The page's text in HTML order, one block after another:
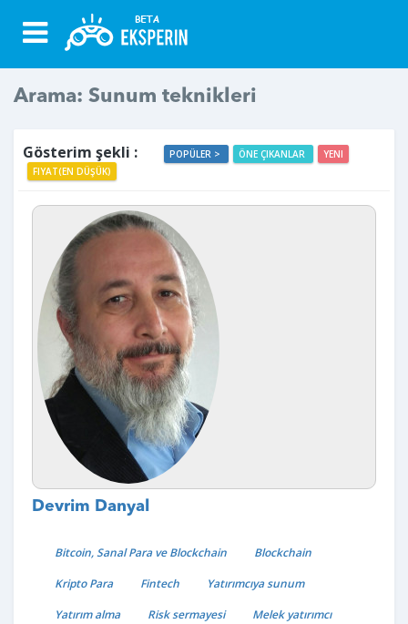
Arama: Sunum teknikleri
Gösterim şekli : POPÜLER > ÖNE ÇIKANLAR
YENI
FIYAT(EN DÜŞÜK)
Devrim Danyal
Bitcoin, Sanal Para ve Blockchain
Blockchain
Kripto Para
Fintech
Yatırımcıya sunum
Yatırım alma
Risk sermayesi
Melek yatırımcı